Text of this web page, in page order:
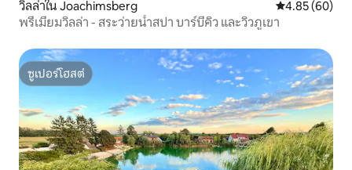
วิลล่าใน Joachimsberg คะแนนเฉลี่ย
4.85 (60)
พรีเมียมวิลล่า - สระว่ายน้ำสปา บาร์บีคิว และวิวภูเขา
ซูเปอร์โฮสต์
ซูเปอร์โฮสต์